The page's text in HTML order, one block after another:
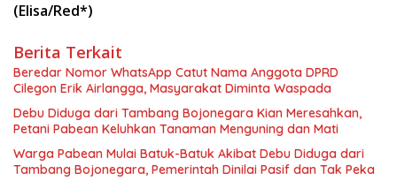
(Elisa/Red*)
Berita Terkait
Beredar Nomor WhatsApp Catut Nama Anggota DPRD
Cilegon Erik Airlangga, Masyarakat Diminta Waspada
Debu Diduga dari Tambang Bojonegara Kian Meresahkan,
Petani Pabean Keluhkan Tanaman Menguning dan Mati
Warga Pabean Mulai Batuk-Batuk Akibat Debu Diduga dari
Tambang Bojonegara, Pemerintah Dinilai Pasif dan Tak Peka